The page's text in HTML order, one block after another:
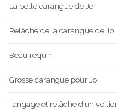
La belle carangue de Jo
Relâche de la carangue de Jo
Beau requin
Grosse carangue pour Jo
Tangage et relâche d’un voilier